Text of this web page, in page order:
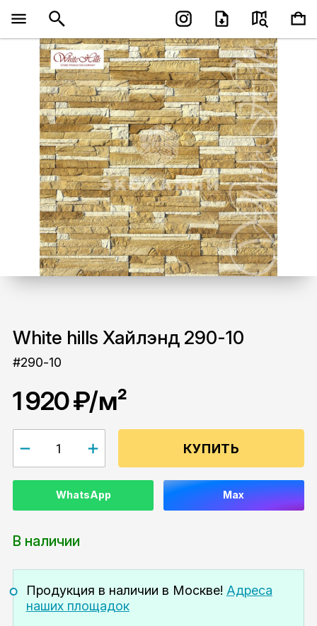
White hills Хайлэнд 290-10
#290-10
1 920 ₽/м²
КУПИТЬ
WhatsApp Max
В наличии
Продукция в наличии в Москве! Адреса
наших площадок